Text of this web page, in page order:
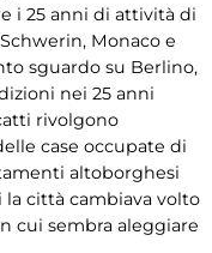
i 25 anni di attività di
Monaco e
sguardo su Berlino,
nei 25 anni
rivolgono
case occupate di
altoborghesi
la città cambiava volto
cui sembra aleggiare